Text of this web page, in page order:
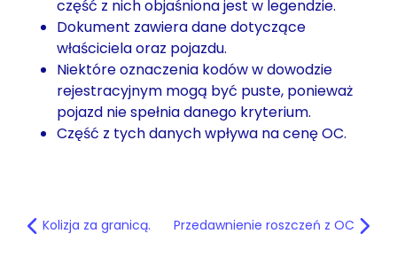
część z nich objaśniona jest w legendzie.
Dokument zawiera dane dotyczące
właściciela oraz pojazdu.
Niektóre oznaczenia kodów w dowodzie
rejestracyjnym mogą być puste, ponieważ
pojazd nie spełnia danego kryterium.
Część z tych danych wpływa na cenę OC.
Kolizja za granicą. Przedawnienie roszczeń z OC